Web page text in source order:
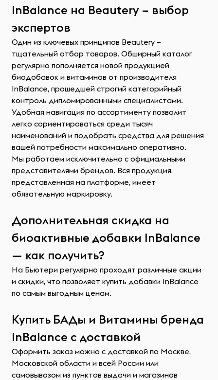
InBalance на Beautery – выбор
экспертов
Один из ключевых принципов Beautery –
тщательный отбор товаров. Обширный каталог
регулярно пополняется новой продукцией
биодобавок и витаминов от производителя
InBalance, прошедшей строгий категорийный
контроль дипломированными специалистами.
Удобная навигация по ассортименту позволит
легко сориентироваться среди тысяч
наименований и подобрать средства для решения
вашей потребности максимально оперативно.
Мы работаем исключительно с официальными
представителями брендов. Вся продукция,
представленная на платформе, имеет
обязательную маркировку.
Дополнительная скидка на
биоактивные добавки InBalance
— как получить?
На Бьютери регулярно проходят различные акции
и скидки, что позволяет купить добавки InBalance
по самым выгодным ценам.
Купить БАДы и Витамины бренда
InBalance с доставкой
Оформить заказ можно с доставкой по Москве,
Московской области и всей России или
самовывозом из пунктов выдачи и магазинов